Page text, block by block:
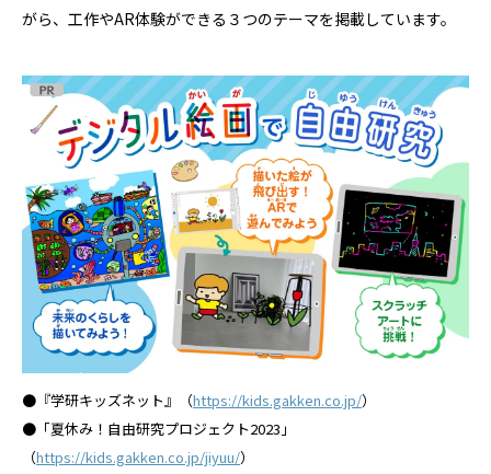
がら、工作やAR体験ができる３つのテーマを掲載しています。
●『学研キッズネット』（https://kids.gakken.co.jp/）
●「夏休み！自由研究プロジェクト2023」
（https://kids.gakken.co.jp/jiyuu/）